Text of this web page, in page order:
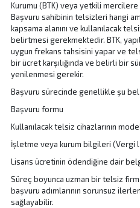
Kurumu (BTK) veya yetkili
Başvuru sahibinin telsizleri hangi
kapsama alanını ve kullanılacak
belirtmesi gerekmektedir. BTK,
uygun frekans tahsisini yapar ve
bir ücret karşılığında ve belirli bir
yenilenmesi gerekir.
Başvuru sürecinde genellikle şu
Başvuru formu
Kullanılacak telsiz cihazlarının
İşletme veya kurum bilgileri (Vergi
Lisans ücretinin ödendiğine dair
Süreç boyunca uzman bir telsiz
başvuru adımlarının sorunsuz
sağlayabilir.